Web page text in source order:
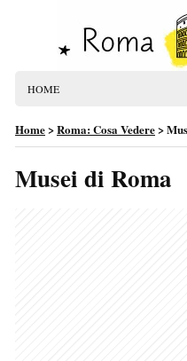
HOME
Home>Roma: Cosa Vedere>
Musei di Roma